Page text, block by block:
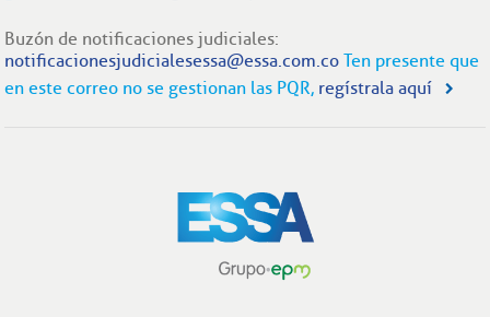
Buzón de notificaciones judiciales:
notificacionesjudicialesessa@essa.com.co Ten presente que
en este correo no se gestionan las PQR, regístrala aquí